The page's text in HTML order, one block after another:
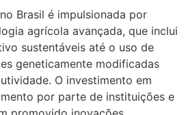
Brasil é impulsionada por
agrícola avançada, que inclui
sustentáveis até o uso de
geneticamente modificadas
O investimento em
por parte de instituições e